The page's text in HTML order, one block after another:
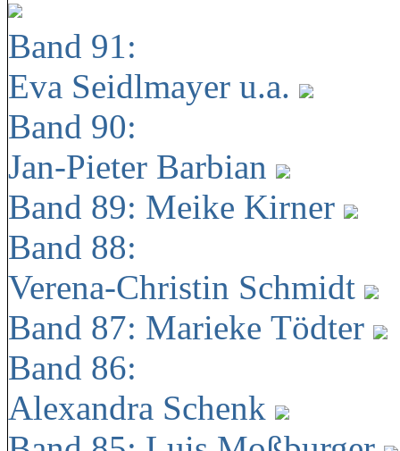
Band 91:
Eva Seidlmayer u.a.
Band 90:
Jan-Pieter Barbian
Band 89: Meike Kirner
Band 88:
Verena-Christin Schmidt
Band 87: Marieke Tödter
Band 86:
Alexandra Schenk